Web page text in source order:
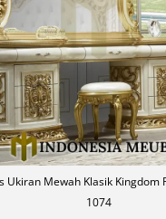
Ukiran Mewah Klasik Kingdom
1074